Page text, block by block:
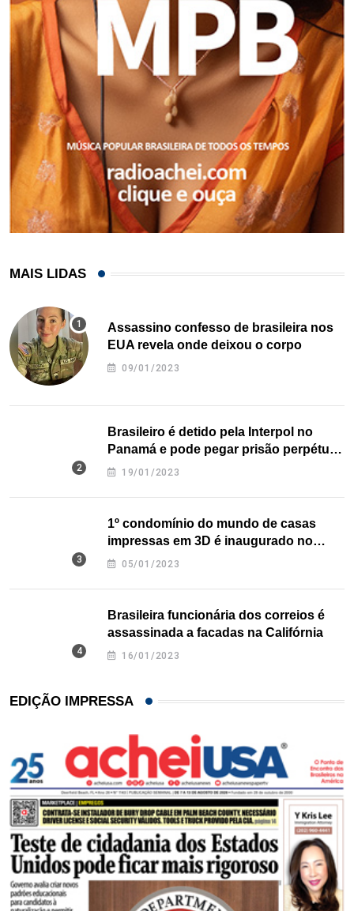
MAIS LIDAS
Assassino confesso de brasileira nos
EUA revela onde deixou o corpo
09/01/2023
Brasileiro é detido pela Interpol no
Panamá e pode pegar prisão perpétua
nos EUA
19/01/2023
1º condomínio do mundo de casas
impressas em 3D é inaugurado no
Texas
05/01/2023
Brasileira funcionária dos correios é
assassinada a facadas na Califórnia
16/01/2023
EDIÇÃO IMPRESSA